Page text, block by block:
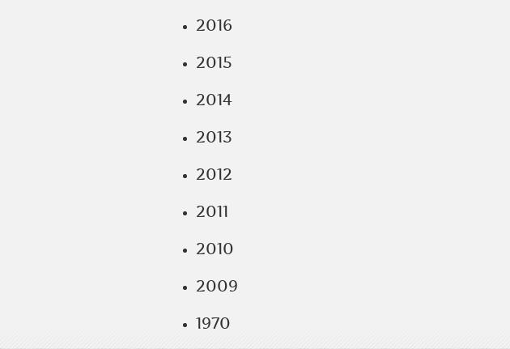
2016
2015
2014
2013
2012
2011
2010
2009
1970